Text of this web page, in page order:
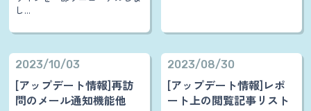
し...
2023/10/03
[アップデート情報]再訪
問のメール通知機能他
2023/08/30
[アップデート情報]レポ
ート上の閲覧記事リスト